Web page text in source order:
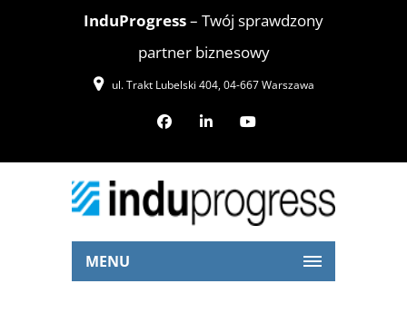
InduProgress– Twój sprawdzony
partner biznesowy
ul. Trakt Lubelski 404, 04-667 Warszawa
MENU